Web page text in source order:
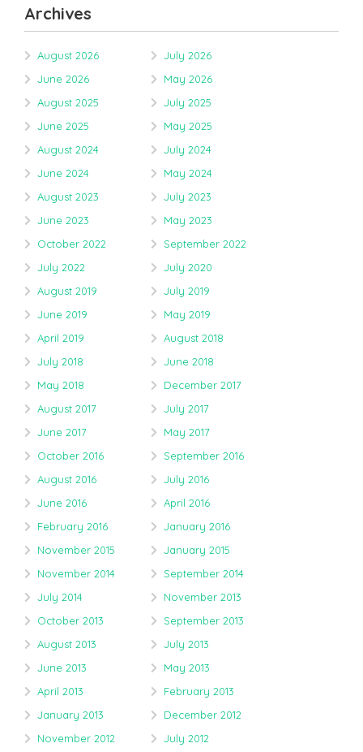
Archives
August 2026
July 2026
June 2026
May 2026
August 2025
July 2025
June 2025
May 2025
August 2024
July 2024
June 2024
May 2024
August 2023
July 2023
June 2023
May 2023
October 2022
September 2022
July 2022
July 2020
August 2019
July 2019
June 2019
May 2019
April 2019
August 2018
July 2018
June 2018
May 2018
December 2017
August 2017
July 2017
June 2017
May 2017
October 2016
September 2016
August 2016
July 2016
June 2016
April 2016
February 2016
January 2016
November 2015
January 2015
November 2014
September 2014
July 2014
November 2013
October 2013
September 2013
August 2013
July 2013
June 2013
May 2013
April 2013
February 2013
January 2013
December 2012
November 2012
July 2012